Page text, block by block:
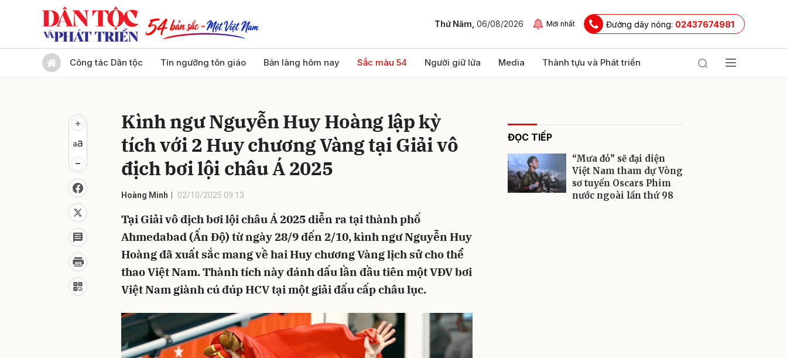
Thứ Năm, 06/08/2026 Mới nhất Đường dây nóng: 02437674981
Công tác Dân tộc Tín ngưỡng tôn giáo Bản làng hôm nay Sắc màu 54 Người giữ lửa Media Thành tựu và Phát triển
Kình ngư Nguyễn Huy Hoàng lập kỳ
tích với 2 Huy chương Vàng tại Giải vô
địch bơi lội châu Á 2025
Hoàng Minh 02/10/2025 09:13
Tại Giải vô địch bơi lội châu Á 2025 diễn ra tại thành phố
Ahmedabad (Ấn Độ) từ ngày 28/9 đến 2/10, kình ngư Nguyễn Huy
Hoàng đã xuất sắc mang về hai Huy chương Vàng lịch sử cho thể
thao Việt Nam. Thành tích này đánh dấu lần đầu tiên một VĐV bơi
Việt Nam giành cú đúp HCV tại một giải đấu cấp châu lục.
ĐỌC TIẾP
“Mưa đỏ” sẽ đại diện
Việt Nam tham dự Vòng
sơ tuyển Oscars Phim
nước ngoài lần thứ 98
Gửi bình luận
Gửi